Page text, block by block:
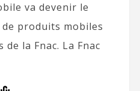
va devenir le
produits mobiles
la Fnac. La Fnac